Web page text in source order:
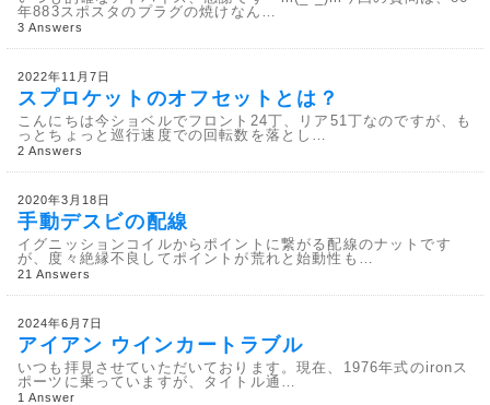
年883スポスタのプラグの焼けなん…
3 Answers
2022年11月7日
スプロケットのオフセットとは？
こんにちは今ショベルでフロント24丁、リア51丁なのですが、も
っとちょっと巡行速度での回転数を落とし…
2 Answers
2020年3月18日
手動デスビの配線
イグニッションコイルからポイントに繋がる配線のナットです
が、度々絶縁不良してポイントが荒れと始動性も…
21 Answers
2024年6月7日
アイアン ウインカートラブル
いつも拝見させていただいております。現在、1976年式のironス
ポーツに乗っていますが、タイトル通…
1 Answer